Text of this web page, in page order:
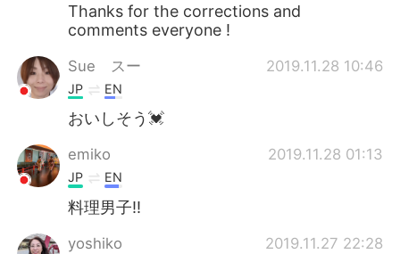
Thanks for the corrections and
comments everyone !
Sue スー 2019.11.28 10:46
JP EN
おいしそう💓
emiko 2019.11.28 01:13
JP EN
料理男子‼️
yoshiko 2019.11.27 22:28